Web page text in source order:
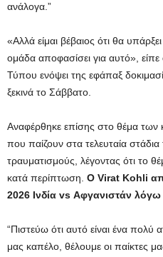
ανάλογα.”
«Αλλά είμαι βέβαιος ότι θα
ομάδα αποφασίσει για αυτό»,
Τύπου ενόψει της εφάπαξ
ξεκινά το Σάββατο.
Αναφέρθηκε επίσης στο θέμα των
που παίζουν στα τελευταία
τραυματισμούς, λέγοντας ότι το
κατά περίπτωση. Ο Virat Kohli
2026 Ινδία vs Αφγανιστάν
“Πιστεύω ότι αυτό είναι ένα πολύ
μας καπέλο, θέλουμε οι παίκτες